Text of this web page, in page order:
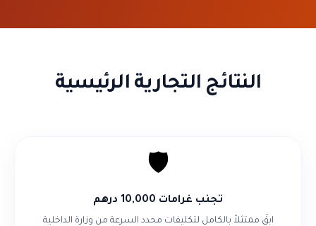
النتائج التجارية الرئيسية
🛡️
تجنب غرامات 10,000 درهم
ابقَ ممتثلاً بالكامل لتكليفات محدد السرعة من وزارة الداخلية